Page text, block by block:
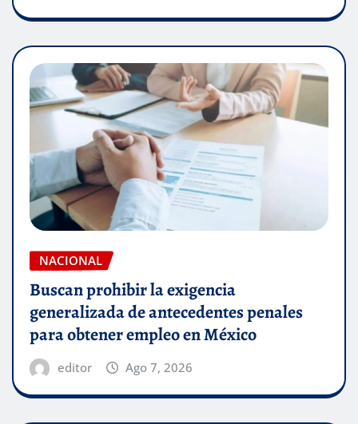
NACIONAL
Buscan prohibir la exigencia
generalizada de antecedentes penales
para obtener empleo en México
editor Ago 7, 2026